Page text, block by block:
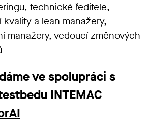
technické ředitele,
kvality a lean manažery,
manažery, vedoucí změnových
ve spolupráci s
INTEMAC